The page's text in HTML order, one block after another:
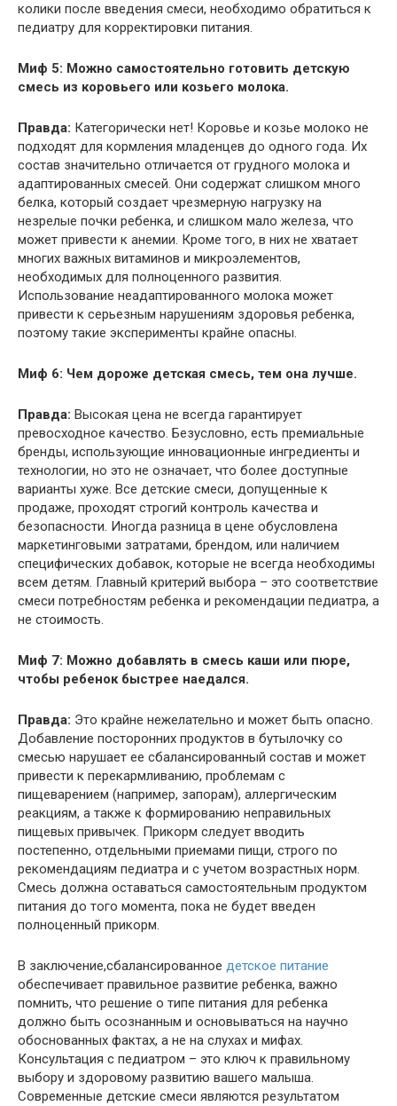
колики после введения смеси, необходимо обратиться к
педиатру для корректировки питания.
Миф 5: Можно самостоятельно готовить детскую
смесь из коровьего или козьего молока.
Правда: Категорически нет! Коровье и козье молоко не
подходят для кормления младенцев до одного года. Их
состав значительно отличается от грудного молока и
адаптированных смесей. Они содержат слишком много
белка, который создает чрезмерную нагрузку на
незрелые почки ребенка, и слишком мало железа, что
может привести к анемии. Кроме того, в них не хватает
многих важных витаминов и микроэлементов,
необходимых для полноценного развития.
Использование неадаптированного молока может
привести к серьезным нарушениям здоровья ребенка,
поэтому такие эксперименты крайне опасны.
Миф 6: Чем дороже детская смесь, тем она лучше.
Правда: Высокая цена не всегда гарантирует
превосходное качество. Безусловно, есть премиальные
бренды, использующие инновационные ингредиенты и
технологии, но это не означает, что более доступные
варианты хуже. Все детские смеси, допущенные к
продаже, проходят строгий контроль качества и
безопасности. Иногда разница в цене обусловлена
маркетинговыми затратами, брендом, или наличием
специфических добавок, которые не всегда необходимы
всем детям. Главный критерий выбора – это соответствие
смеси потребностям ребенка и рекомендации педиатра, а
не стоимость.
Миф 7: Можно добавлять в смесь каши или пюре,
чтобы ребенок быстрее наедался.
Правда: Это крайне нежелательно и может быть опасно.
Добавление посторонних продуктов в бутылочку со
смесью нарушает ее сбалансированный состав и может
привести к перекармливанию, проблемам с
пищеварением (например, запорам), аллергическим
реакциям, а также к формированию неправильных
пищевых привычек. Прикорм следует вводить
постепенно, отдельными приемами пищи, строго по
рекомендациям педиатра и с учетом возрастных норм.
Смесь должна оставаться самостоятельным продуктом
питания до того момента, пока не будет введен
полноценный прикорм.
В заключение,сбалансированное детское питание
обеспечивает правильное развитие ребенка, важно
помнить, что решение о типе питания для ребенка
должно быть осознанным и основываться на научно
обоснованных фактах, а не на слухах и мифах.
Консультация с педиатром – это ключ к правильному
выбору и здоровому развитию вашего малыша.
Современные детские смеси являются результатом